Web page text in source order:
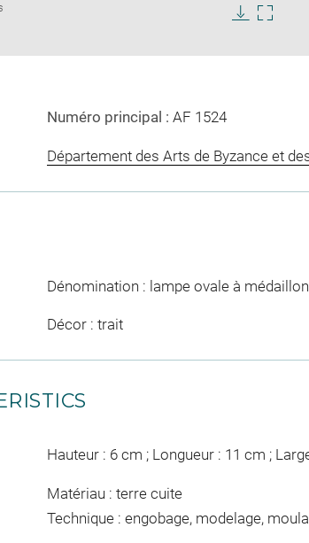
Numéro principal : AF 1524
Département des Arts de Byzance et
Dénomination : lampe ovale à
Décor : trait
Hauteur : 6 cm ; Longueur : 11 cm ;
Matériau : terre cuite
Technique : engobage, modelage,